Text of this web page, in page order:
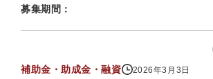
募集期間：
補助金・助成金・融資 2026年3月3日